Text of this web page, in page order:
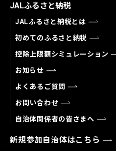
JALふるさと納税
JALふるさと納税とは
初めてのふるさと納税
控除上限額シミュレーション
お知らせ
よくあるご質問
お問い合わせ
自治体関係者の皆さまへ
新規参加自治体はこちら